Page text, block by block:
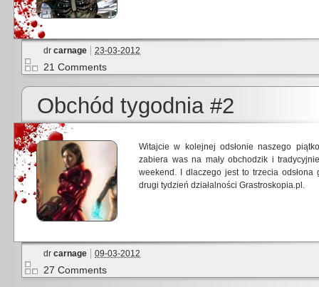
dr carnage 23-03-2012
21 Comments
Obchód tygodnia #2
Witajcie w kolejnej odsłonie naszego
zabiera was na mały obchodzik i
weekend. I dlaczego jest to trzecia
drugi tydzień działalności Grastroskopia.pl.
dr carnage 09-03-2012
27 Comments